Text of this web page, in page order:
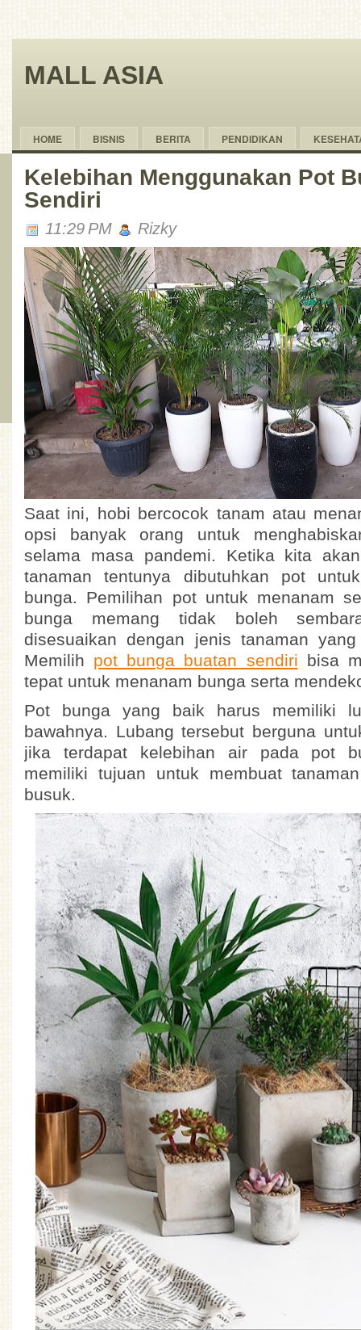
MALL ASIA
HOME BISNIS BERITA PENDIDIKAN
Kelebihan Menggunakan Pot
Sendiri
11:29 PM Rizky
Saat ini, hobi bercocok tanam atau
opsi banyak orang untuk
selama masa pandemi. Ketika kita
tanaman tentunya dibutuhkan pot
bunga. Pemilihan pot untuk menanam
bunga memang tidak boleh
disesuaikan dengan jenis tanaman
Memilih pot bunga buatan sendiri bisa
tepat untuk menanam bunga serta
Pot bunga yang baik harus memiliki
bawahnya. Lubang tersebut berguna
jika terdapat kelebihan air pada pot
memiliki tujuan untuk membuat
busuk.